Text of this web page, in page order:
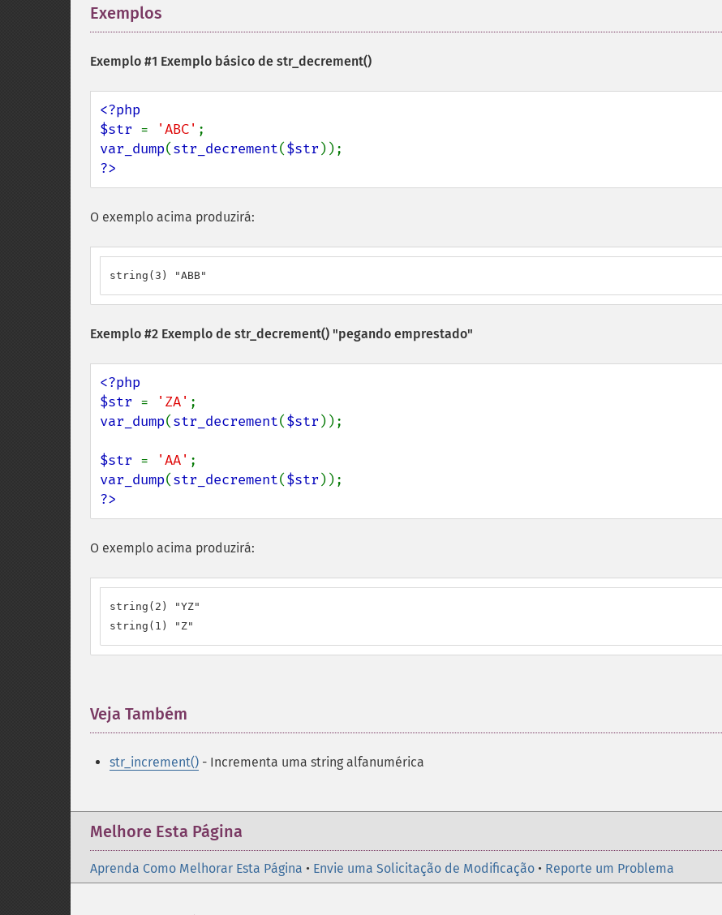
Exemplos
Exemplo #1 Exemplo básico de str_decrement()
<?php
$str = 'ABC'
var_dump(str_decrement($str
?>
O exemplo acima produzirá:
string(3) "ABB"
Exemplo #2 Exemplo de str_decrement() "pegando emprestado"
<?php
$str = 'ZA'
var_dump(str_decrement($str ));
$str = 'AA'
var_dump(str_decrement($str
?>
O exemplo acima produzirá:
string(2) "YZ"
string(1) "Z"
Veja Também
str_increment() - Incrementa uma string alfanumérica
Melhore Esta Página
Aprenda Como Melhorar Esta Página • Envie uma Solicitação de Modificação • Reporte um Problema